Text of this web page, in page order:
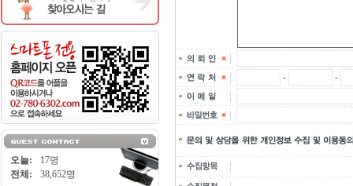
오늘:
17명
전체:
38,652명
- -